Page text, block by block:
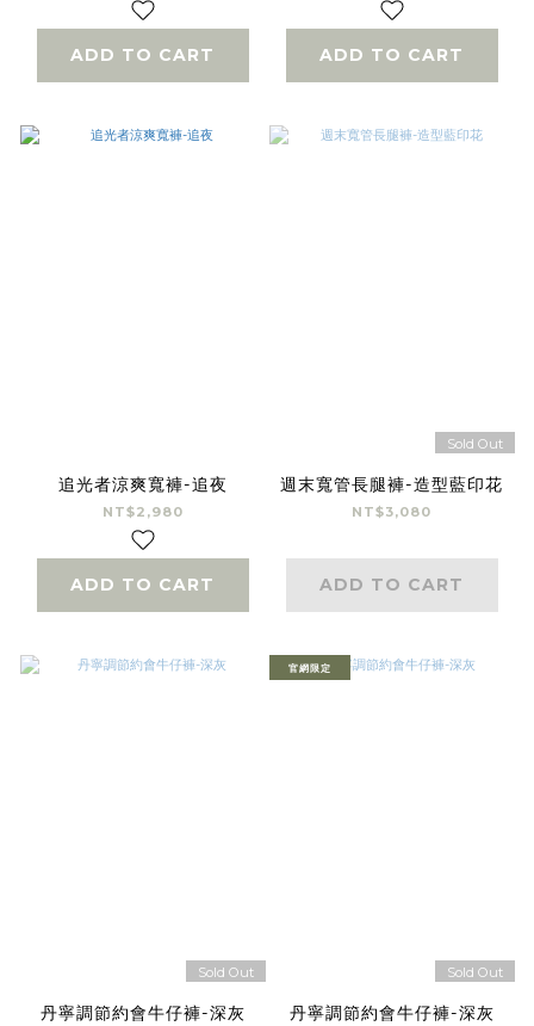
ADD TO CART ADD TO CART
追光者涼爽寬褲-追夜
NT$2,980
ADD TO CART
Sold Out
週末寬管長腿褲-造型藍印花
NT$3,080
ADD TO CART
Sold Out
丹寧調節約會牛仔褲-深灰
官網限定
Sold Out
丹寧調節約會牛仔褲-深灰